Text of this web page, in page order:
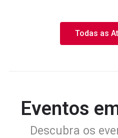
Todas as
Eventos
Descubra os